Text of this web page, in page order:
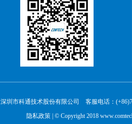
深圳市科通技术股份有限公司 客服电话：
隐私政策 | © Copyright 2018